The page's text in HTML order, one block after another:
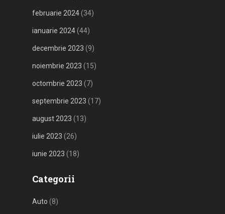
februarie 2024(34)
ianuarie 2024(44)
decembrie 2023 (9)
noiembrie 2023 (15)
octombrie 2023 (7)
septembrie 2023 (17)
august 2023 (13)
iulie 2023 (26)
iunie 2023 (18)
Categorii
Auto (8)